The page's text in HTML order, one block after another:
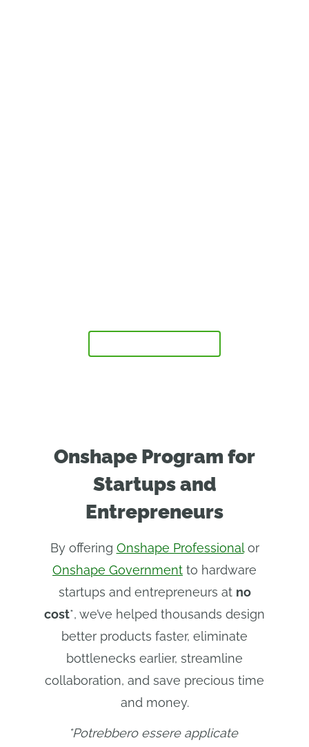
Onshape Program for
Startups and
Entrepreneurs
By offering Onshape Professionalor
Onshape Government to hardware
startups and entrepreneurs at no
cost*, we’ve helped thousands design
better products faster, eliminate
bottlenecks earlier, streamline
collaboration, and save precious time
and money.
*Potrebbero essere applicate